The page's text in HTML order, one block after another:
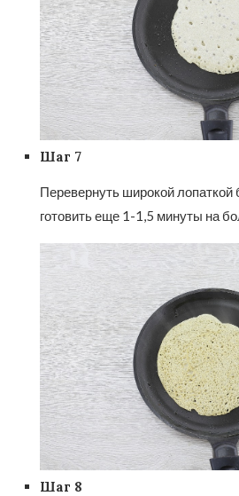
Шаг 7
Перевернуть широкой лопаткой
готовить еще 1-1,5 минуты на
Шаг 8